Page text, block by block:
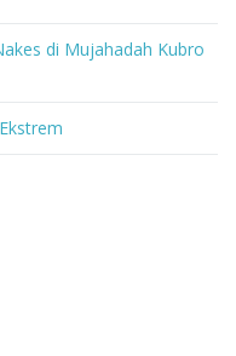
di Mujahadah Kubro